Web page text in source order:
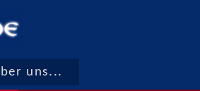
uns...